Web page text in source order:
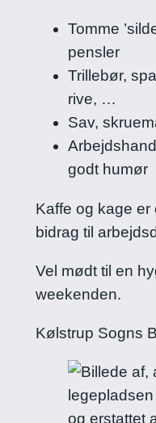
Tomme
pensler
Trillebør,
rive, …
Sav,
godt humør
Kaffe og kage
bidrag til
Vel mødt til en
weekenden.
Kølstrup Sogns